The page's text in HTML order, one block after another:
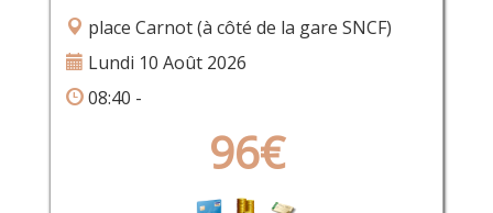
place Carnot (à côté de la gare SNCF)
Lundi 10 Août 2026
08:40 -
96€